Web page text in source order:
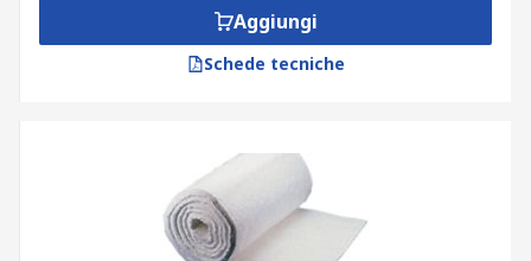
Aggiungi
Schede tecniche